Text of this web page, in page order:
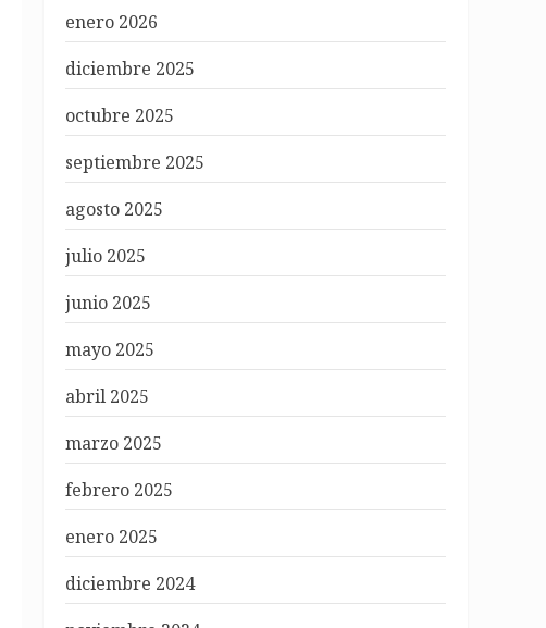
enero 2026
diciembre 2025
octubre 2025
septiembre 2025
agosto 2025
julio 2025
junio 2025
mayo 2025
abril 2025
marzo 2025
febrero 2025
enero 2025
diciembre 2024